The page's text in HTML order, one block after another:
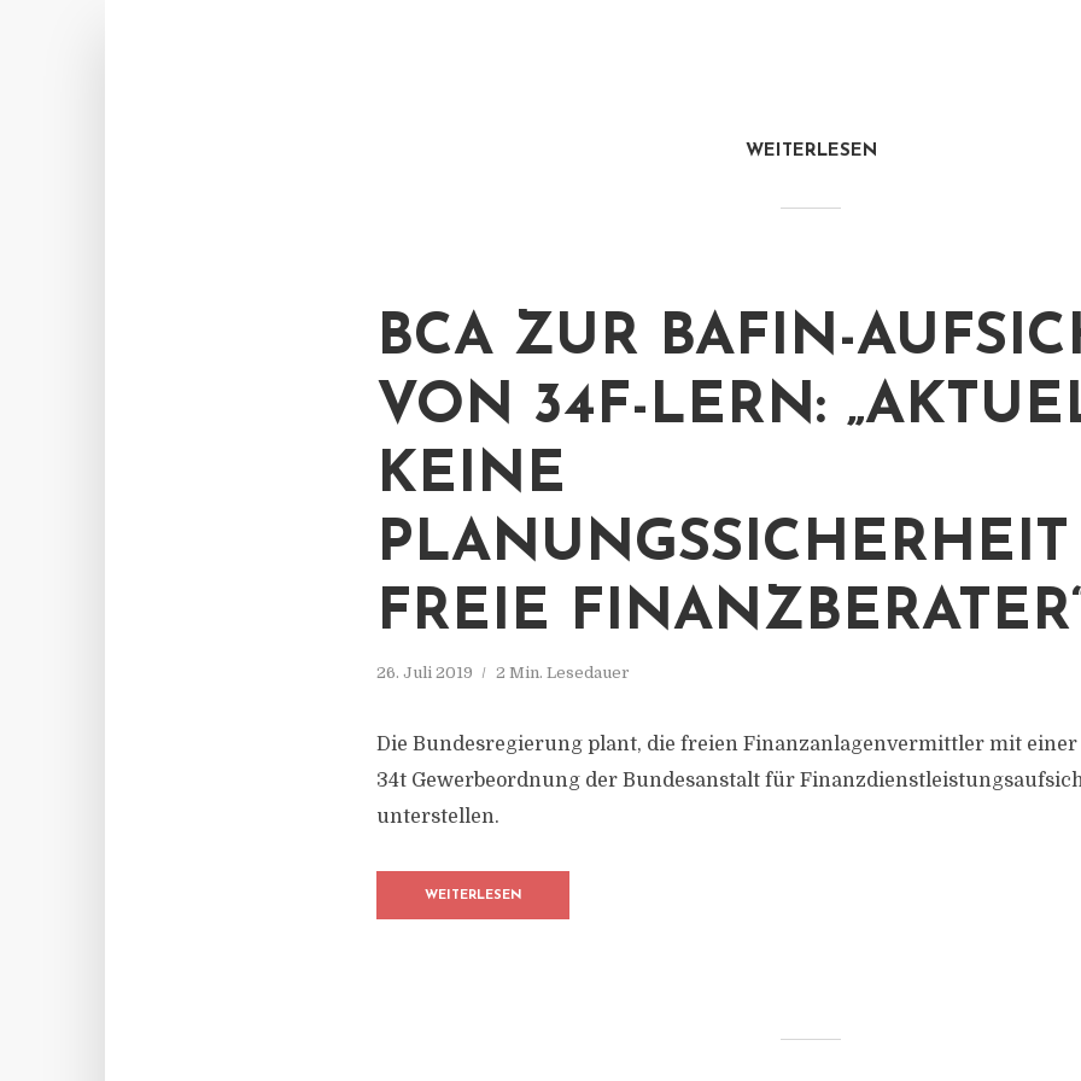
WEITERLESEN
BCA ZUR BAFIN-
VON 34F-LERN:
KEINE
FREIE
26. Juli 2019 2 Min. Lesedauer
Die Bundesregierung plant, die freien Finanzanlagenvermittler mit einer
34t Gewerbeordnung der Bundesanstalt für
unterstellen.
WEITERLESEN